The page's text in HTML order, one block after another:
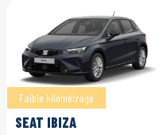
Faible kilométrage
SEAT IBIZA